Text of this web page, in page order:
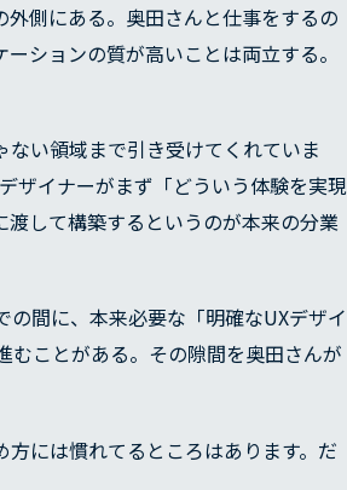
側にある。奥田さんと仕事をするの
ションの質が高いことは両立する。
い領域まで引き受けてくれていま
ザイナーがまず「どういう体験を実現
して構築するというのが本来の分業
間に、本来必要な「明確なUXデザイ
むことがある。その隙間を奥田さんが
には慣れてるところはあります。だ